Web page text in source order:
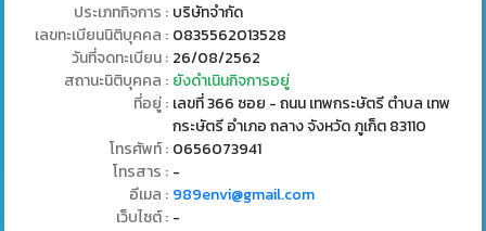
ประเภทกิจการ : บริษัทจำกัด
เลขทะเบียนนิติบุคคล : 0835562013528
วันที่จดทะเบียน : 26/08/2562
สถานะนิติบุคคล : ยังดำเนินกิจการอยู่
ที่อยู่ : เลขที่ 366 ซอย - ถนน เทพกระษัตรี ตำบล เทพ
กระษัตรี อำเภอ ถลาง จังหวัด ภูเก็ต 83110
โทรศัพท์ : 0656073941
โทรสาร : -
อีเมล : 989envi@gmail.com
เว็บไซต์ : -